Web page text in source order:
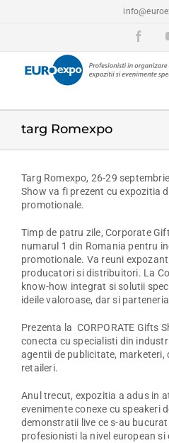
targ Romexpo
Targ Romexpo, 26-29
Show va fi prezent cu expozitia
promotionale.
Timp de patru zile, Corporate
numarul 1 din Romania pentru
promotionale. Va reuni
producatori si distribuitori. La
know-how integrat si solutii
ideile valoroase, dar si
Prezenta la CORPORATE Gifts
conecta cu specialisti din
agentii de publicitate, marketeri,
retaileri.
Anul trecut, expozitia a adus in
evenimente conexe cu speakeri
demonstratii live ce s-au
profesionisti la nivel european si